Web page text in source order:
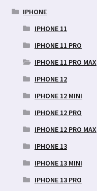
IPHONE
IPHONE 11
IPHONE 11 PRO
IPHONE 11 PRO MAX
IPHONE 12
IPHONE 12 MINI
IPHONE 12 PRO
IPHONE 12 PRO MAX
IPHONE 13
IPHONE 13 MINI
IPHONE 13 PRO